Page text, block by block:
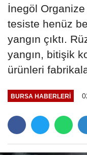
İnegöl
tesiste henüz
yangın çıktı.
yangın, bitişik
ürünleri
BURSA HABERLERI